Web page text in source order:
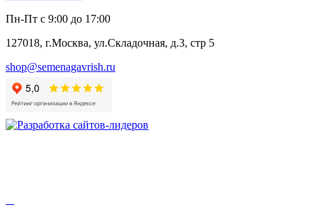
Анис
Бессмертник
Валериана
Валерианелла
Гибискус лекарственный
Девясил
Душица
Змееголовник
Пн-Пт с 9:00 до 17:00
127018, г.Москва, ул.Складочная, д.3, стр 5
shop@semenagavrish.ru